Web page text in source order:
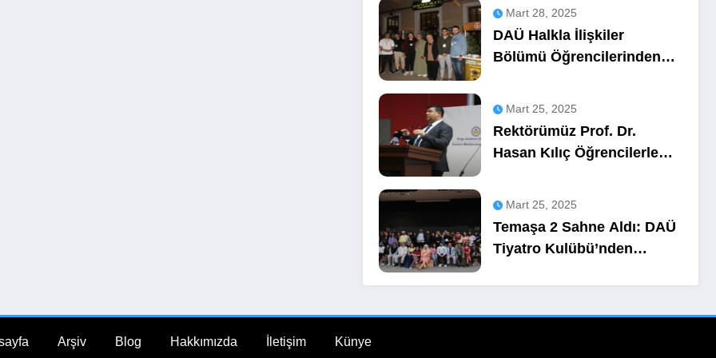
Mart 28, 2025
DAÜ Halkla İlişkiler
Bölümü Öğrencilerinden
Mart 25, 2025
Rektörümüz Prof. Dr.
Hasan Kılıç Öğrencilerle
Mart 25, 2025
Temaşa 2 Sahne Aldı: DAÜ
Tiyatro Kulübü’nden
Arşiv Blog Hakkımızda İletişim Künye